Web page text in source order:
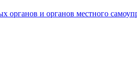
органов и органов местного